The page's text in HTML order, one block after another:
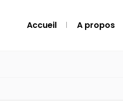
Accueil A propos